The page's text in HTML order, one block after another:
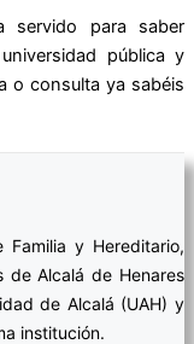
servido para saber
pública y
o consulta ya sabéis
y Hereditario,
de Alcalá de Henares
de Alcalá (UAH) y
institución.